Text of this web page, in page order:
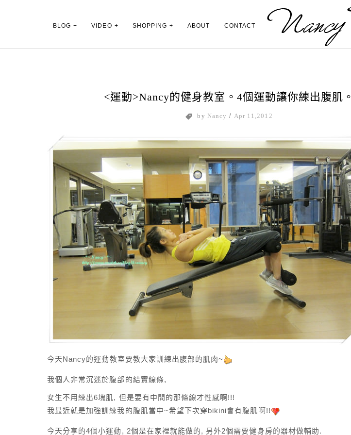
Main Menu
BLOG VIDEO SHOPPING ABOUT CONTACT
<運動>Nancy的健身教室。4個運動讓你練出腹肌。
by Nancy /Apr 11,2012
今天Nancy的運動教室要教大家訓練出腹部的肌肉~
我個人非常沉迷於腹部的結實線條,
女生不用練出6塊肌, 但是要有中間的那條線才性感啊!!!
我最近就是加強訓練我的腹肌當中~希望下次穿bikini會有腹肌啊!!
今天分享的4個小運動, 2個是在家裡就能做的, 另外2個需要健身房的器材做輔助.